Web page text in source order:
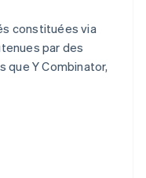
constituées via
par des
que Y Combinator,